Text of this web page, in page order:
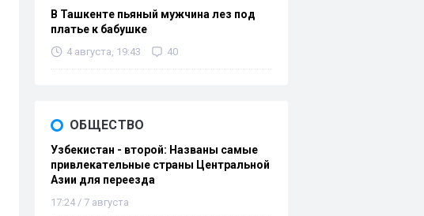
В Ташкенте пьяный мужчина лез под
платье к бабушке
4 августа, 19:43 40
ОБЩЕСТВО
Узбекистан - второй: Названы самые
привлекательные страны Центральной
Азии для переезда
17:24 / 7 августа